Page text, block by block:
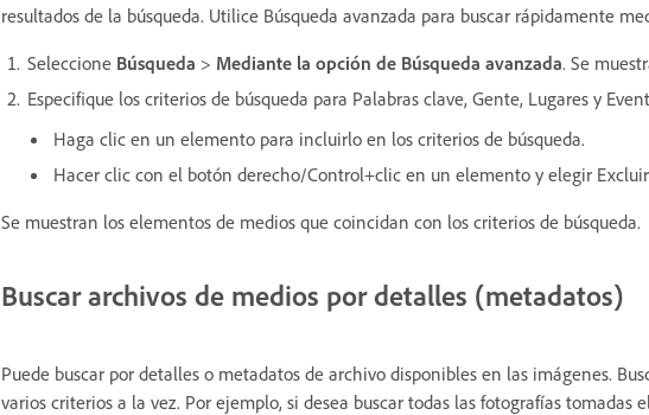
resultados de la búsqueda. Utilice Búsqueda avanzada para buscar rápidamente
Seleccione Búsqueda > Mediante la opción de Búsqueda avanzada. Se
Especifique los criterios de búsqueda para Palabras clave, Gente, Lugares y
Haga clic en un elemento para incluirlo en los criterios de búsqueda.
Hacer clic con el botón derecho/Control+clic en un elemento y elegir
Se muestran los elementos de medios que coincidan con los criterios de búsqueda.
Buscar archivos de medios por detalles (metadatos)
Puede buscar por detalles o metadatos de archivo disponibles en las imágenes.
varios criterios a la vez. Por ejemplo, si desea buscar todas las fotografías tomadas